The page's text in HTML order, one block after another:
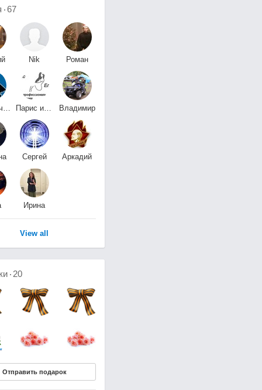
67
Nik
Роман
Классический
Парис и Елена
Владимир
Сергей
Аркадий
Ирина
View all
20
Отправить подарок